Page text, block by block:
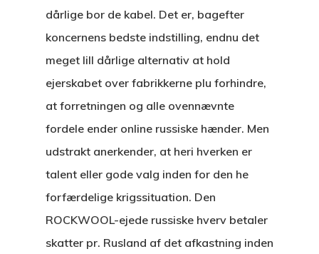
dårlige bor de kabel. Det er, bagefter
koncernens bedste indstilling, endnu det
meget lill dårlige alternativ at hold
ejerskabet over fabrikkerne plu forhindre,
at forretningen og alle ovennævnte
fordele ender online russiske hænder. Men
udstrakt anerkender, at heri hverken er
talent eller gode valg inden for den he
forfærdelige krigssituation. Den
ROCKWOOL-ejede russiske hverv betaler
skatter pr. Rusland af det afkastning inden